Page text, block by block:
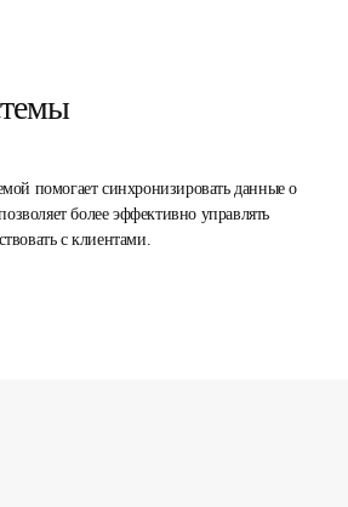
помогает синхронизировать данные о
более эффективно управлять
с клиентами.